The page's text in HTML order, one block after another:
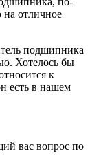
отличное
подшипника
Хотелось бы
к
есть в нашем
вас вопрос по